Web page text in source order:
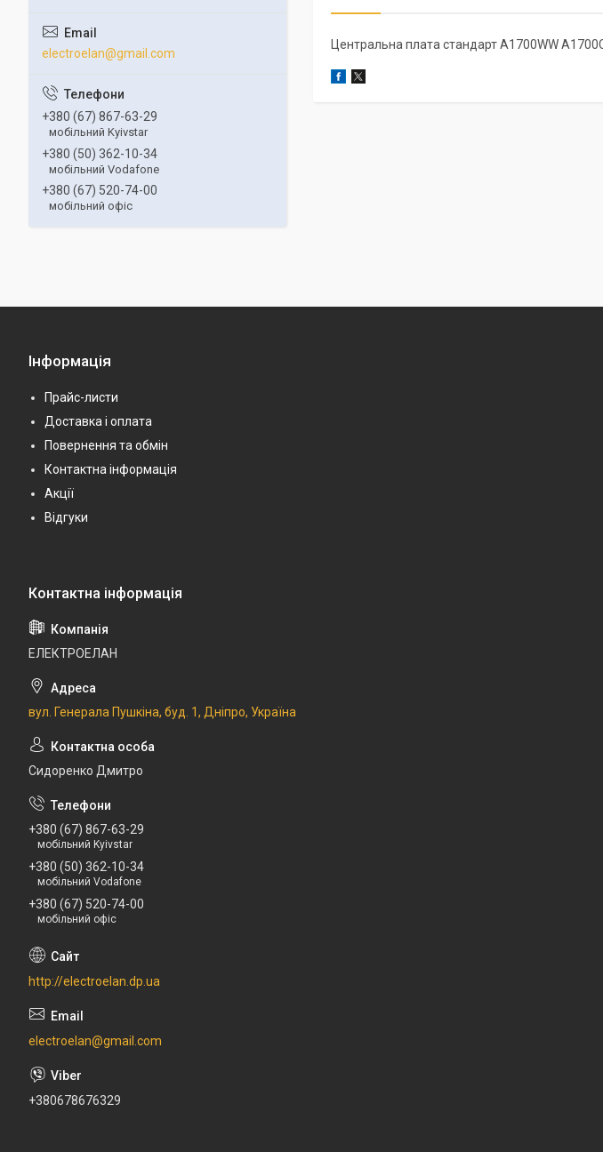
Центральна плата стандарт A1700WW
electroelan@gmail.com
+380 (67) 867-63-29
мобільний Kyivstar
+380 (50) 362-10-34
мобільний Vodafone
+380 (67) 520-74-00
мобільний офіс
Інформація
Прайс-листи
Доставка і оплата
Повернення та обмін
Контактна інформація
Акції
Відгуки
ЕЛЕКТРОЕЛАН
вул. Генерала Пушкіна, буд. 1, Дніпро, Україна
Сидоренко Дмитро
+380 (67) 867-63-29
мобільний Kyivstar
+380 (50) 362-10-34
мобільний Vodafone
+380 (67) 520-74-00
мобільний офіс
http://electroelan.dp.ua
electroelan@gmail.com
+380678676329